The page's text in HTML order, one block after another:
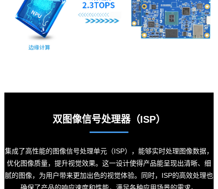
双图像信号处理器（ISP）
集成了高性能的图像信号处理单元（ISP），能够实时处理图像数据，
优化图像质量，提升视觉效果。这一设计使得产品能呈现出清晰、细
腻的图像，为用户带来更加出色的视觉体验。同时，ISP的高效处理也